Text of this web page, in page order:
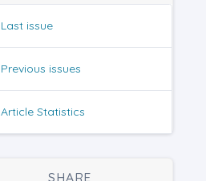
Last issue
Previous issues
Article Statistics
SHARE